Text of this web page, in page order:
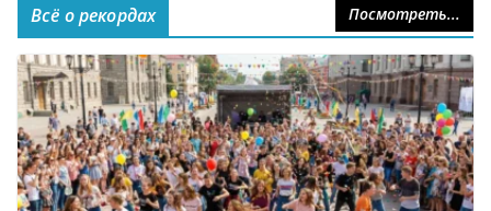
Всё о рекордах Посмотреть...